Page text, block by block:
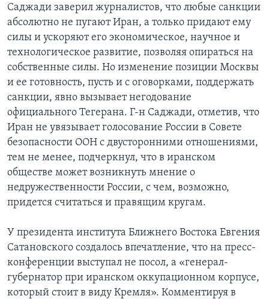
Саджади заверил журналистов, что любые санкции
абсолютно не пугают Иран, а только придают ему
силы и ускоряют его экономическое, научное и
технологическое развитие, позволяя опираться на
собственные силы. Но изменение позиции Москвы
и ее готовность, пусть и с оговорками, поддержать
санкции, явно вызывает негодование
официального Тегерана. Г-н Саджади, отметив, что
Иран не увязывает голосование России в Совете
безопасности ООН с двусторонними отношениями,
тем не менее, подчеркнул, что в иранском
обществе может возникнуть мнение о
недружественности России, с чем, возможно,
придется считаться и правящим кругам.
У президента института Ближнего Востока Евгения
Сатановского создалось впечатление, что на пресс-
конференции выступал не посол, а «генерал-
губернатор при иранском оккупационном корпусе,
который стоит в виду Кремля». Комментируя в